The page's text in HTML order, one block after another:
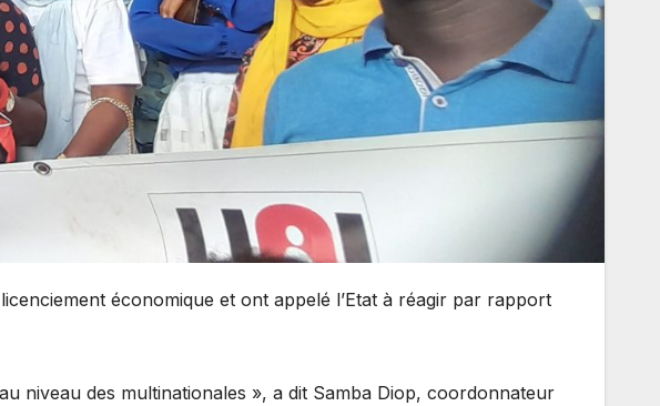
économique et ont appelé l’Etat à réagir par rapport
niveau des multinationales », a dit Samba Diop, coordonnateur